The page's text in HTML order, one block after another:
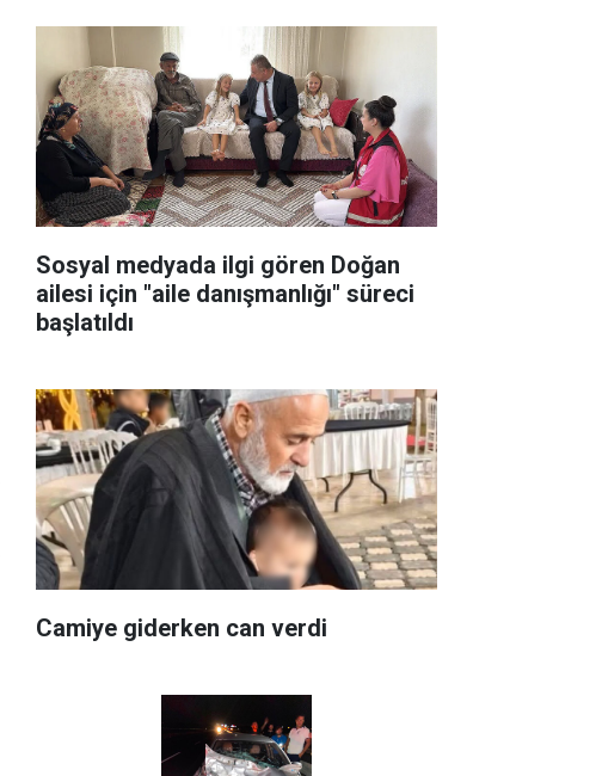
Sosyal medyada ilgi gören Doğan
ailesi için "aile danışmanlığı" süreci
başlatıldı
Camiye giderken can verdi